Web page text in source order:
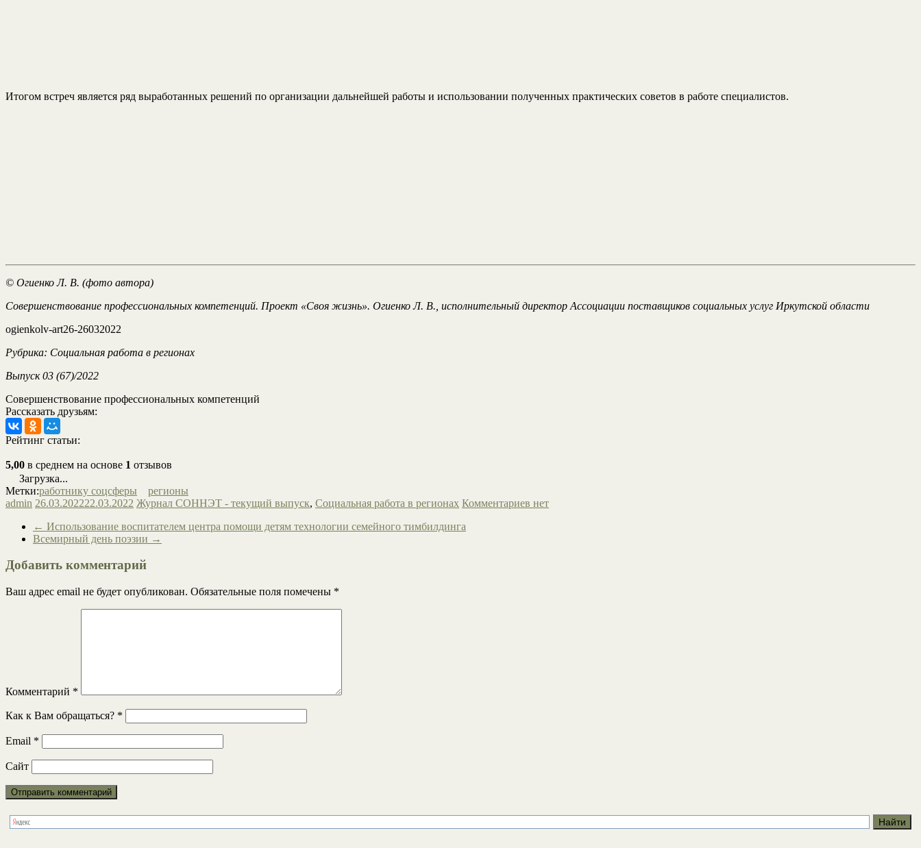
Итогом встреч является ряд выработанных решений по организации дальнейшей работы и использовании полученных практических советов в работе специалистов.
© Огиенко Л. В. (фото автора)
Совершенствование профессиональных компетенций. Проект «Своя жизнь». Огиенко Л. В., исполнительный директор Ассоциации поставщиков социальных услуг Иркутской области
ogienkolv-art26-26032022
Рубрика: Социальная работа в регионах
Выпуск 03 (67)/2022
Совершенствование профессиональных компетенций
Рассказать друзьям:
Рейтинг статьи:
5,00 в среднем на основе 1 отзывов
Загрузка...
Метки:работнику соцсферы
регионы
admin 26.03.202222.03.2022 Журнал СОННЭТ - текущий выпуск, Социальная работа в регионах Комментариев нет
← Использование воспитателем центра помощи детям технологии семейного тимбилдинга
Всемирный день поэзии →
Добавить комментарий
Ваш адрес email не будет опубликован. Обязательные поля помечены *
Комментарий *
Как к Вам обращаться? *
Email *
Сайт